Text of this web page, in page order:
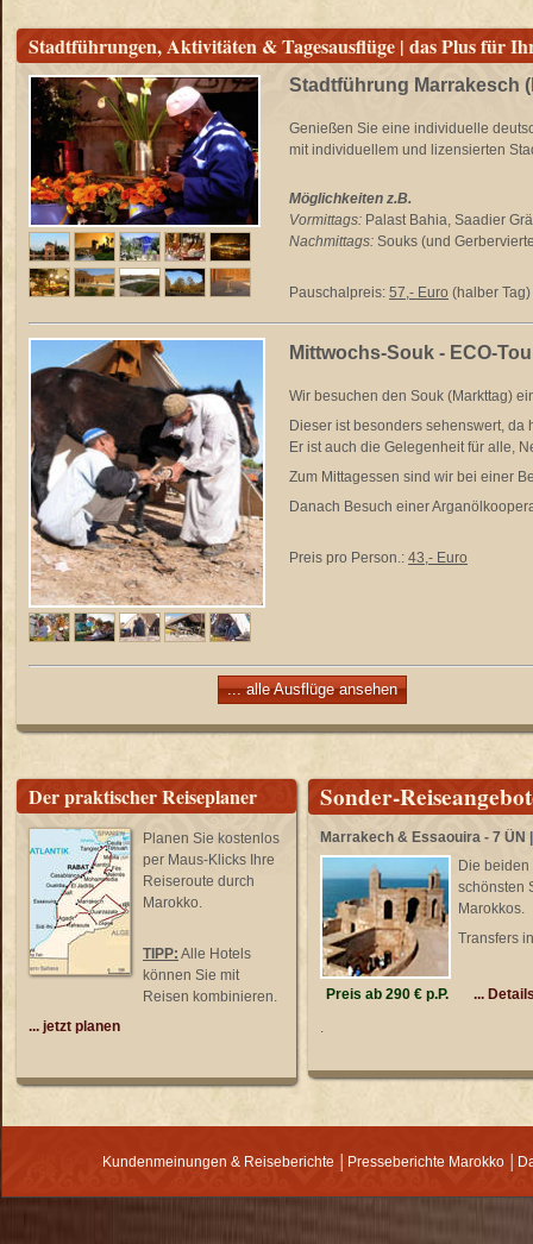
Stadtführungen, Aktivitäten & Tagesausflüge | das Plus für
Stadtführung Marrakesch
Genießen Sie eine individuelle
mit individuellem und lizensierten
Möglichkeiten z.B.
Vormittags: Palast Bahia, Saadier
Nachmittags: Souks (und
Pauschalpreis: 57,- Euro (halber Tag)
Mittwochs-Souk - ECO-
Wir besuchen den Souk (Markttag)
Dieser ist besonders sehenswert,
Er ist auch die Gelegenheit für alle,
Zum Mittagessen sind wir bei einer
Danach Besuch einer
Preis pro Person.: 43,- Euro
... alle Ausflüge ansehen
Der praktischer Reiseplaner
Planen Sie kostenlos
per Maus-Klicks Ihre
Reiseroute durch
Marokko.
TIPP: Alle Hotels
können Sie mit
Reisen kombinieren.
... jetzt planen
Sonder-
Marrakech & Essaouira - 7 ÜN
Die beiden
schönsten
Marokkos.
Transfers
Preis ab 290 € p.P.
...
.
Kundenmeinungen & Reiseberichte Presseberichte Marokko